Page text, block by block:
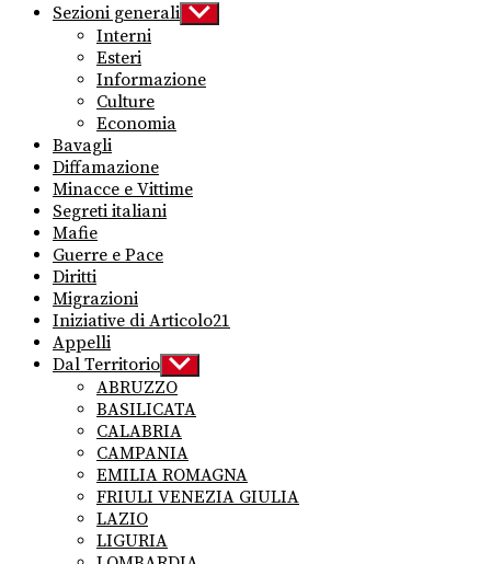
Sezioni generali Show
sub
Interni
Esteri
Informazione
Culture
Economia
Bavagli
Diffamazione
Minacce e Vittime
Segreti italiani
Mafie
Guerre e Pace
Diritti
Migrazioni
Iniziative di Articolo21
Appelli
Dal Territorio Show
sub
menu
ABRUZZO
BASILICATA
CALABRIA
CAMPANIA
EMILIA ROMAGNA
FRIULI VENEZIA GIULIA
LAZIO
LIGURIA